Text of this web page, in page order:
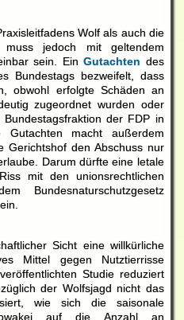
Wolf als auch die
muss jedoch mit geltendem
sein. EinGutachten des
Bundestags bezweifelt, dass
obwohl erfolgte Schäden an
zugeordnet wurden oder
der FDP in
Gutachten macht außerdem
Gerichtshof den Abschuss nur
Darum dürfte eine letale
mit den unionsrechtlichen
Bundesnaturschutzgesetz
Sicht eine willkürliche
Mittel gegen Nutztierrisse
Studie reduziert
der Wolfsjagd nicht das
wie sich die saisonale
auf die Anzahl an